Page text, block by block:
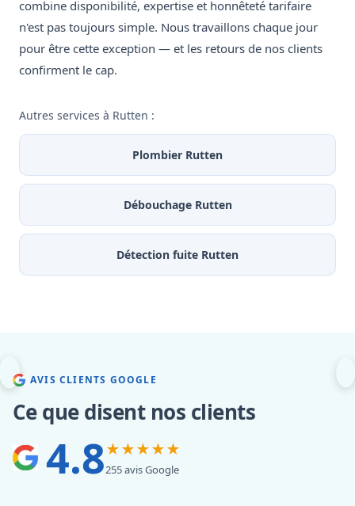
combine disponibilité, expertise et honnêteté tarifaire
n'est pas toujours simple. Nous travaillons chaque jour
pour être cette exception — et les retours de nos clients
confirment le cap.
Autres services à Rutten :
Plombier Rutten
Débouchage Rutten
Détection fuite Rutten
AVIS CLIENTS GOOGLE
Ce que disent nos clients
4.8★★★★★
255 avis Google